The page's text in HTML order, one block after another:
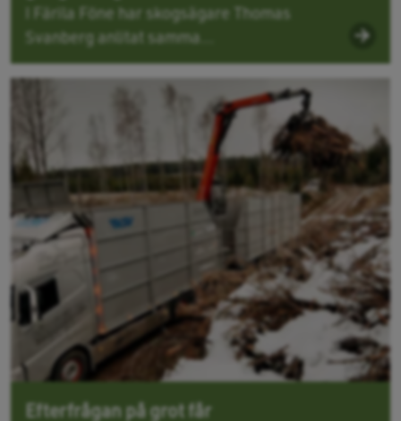
I Färila Föne har skogsägare Thomas
Svanberg anlitat samma...
Efterfrågan på grot får